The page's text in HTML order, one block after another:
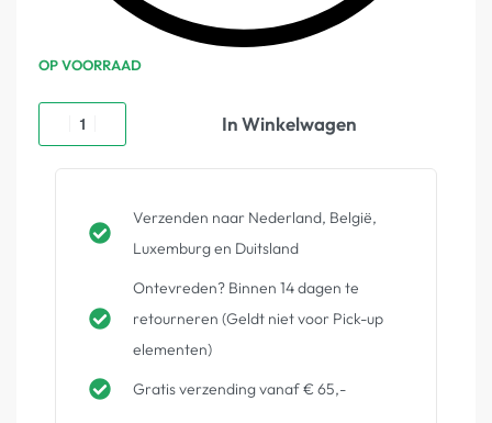
OP VOORRAAD
In Winkelwagen
Verzenden naar Nederland, België,
Luxemburg en Duitsland
Ontevreden? Binnen 14 dagen te
retourneren (Geldt niet voor Pick-up
elementen)
Gratis verzending vanaf € 65,-